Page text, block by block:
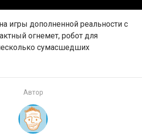
игры дополненной реальности с
огнемет, робот для
сумасшедших
Автор